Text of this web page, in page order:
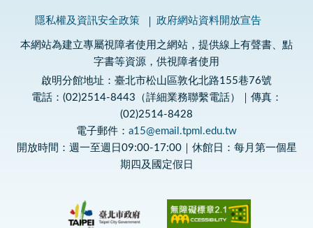
隱私權及資訊安全政策 政府網站資料開放宣告
本網站為建立專屬視障者使用之網站，提供線上有聲書、點
字書等資源，供視障者使用
啟明分館地址：臺北市松山區敦化北路155巷76號
電話：(02)2514-8443（詳細業務聯繫電話）｜傳真：
(02)2514-8428
電子郵件： a15@email.tpml.edu.tw
開放時間：週一至週日09:00-17:00｜休館日：每月第一個星
期四及國定假日